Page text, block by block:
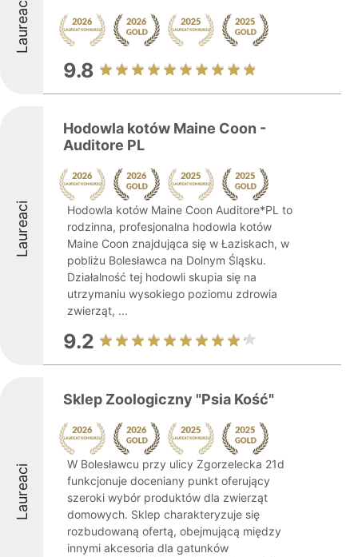
Laureaci
9.8
Laureaci
Hodowla kotów Maine Coon -
Auditore PL
Hodowla kotów Maine Coon Auditore*PL to
rodzinna, profesjonalna hodowla kotów
Maine Coon znajdująca się w Łaziskach, w
pobliżu Bolesławca na Dolnym Śląsku.
Działalność tej hodowli skupia się na
utrzymaniu wysokiego poziomu zdrowia
zwierząt, ...
9.2
Laureaci
Sklep Zoologiczny "Psia Kość"
W Bolesławcu przy ulicy Zgorzelecka 21d
funkcjonuje doceniany punkt oferujący
szeroki wybór produktów dla zwierząt
domowych. Sklep charakteryzuje się
rozbudowaną ofertą, obejmującą między
innymi akcesoria dla gatunków